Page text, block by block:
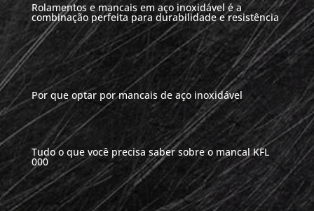
Rolamentos e mancais em aço inoxidável é a
combinação perfeita para durabilidade e resistência
Por que optar por mancais de aço inoxidável
Tudo o que você precisa saber sobre o mancal KFL
000